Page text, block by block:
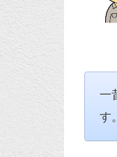
一
す。